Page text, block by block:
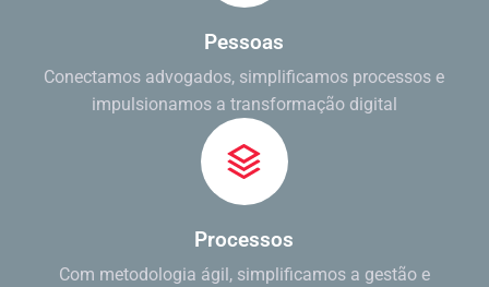
Pessoas
Conectamos advogados, simplificamos processos e
impulsionamos a transformação digital
Processos
Com metodologia ágil, simplificamos a gestão e